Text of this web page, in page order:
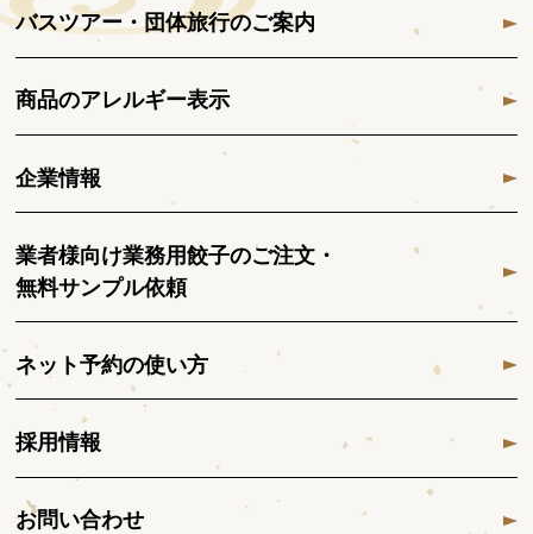
バスツアー・団体旅行のご案内
商品のアレルギー表示
企業情報
業者様向け業務用餃子のご注文・
無料サンプル依頼
ネット予約の使い方
採用情報
お問い合わせ